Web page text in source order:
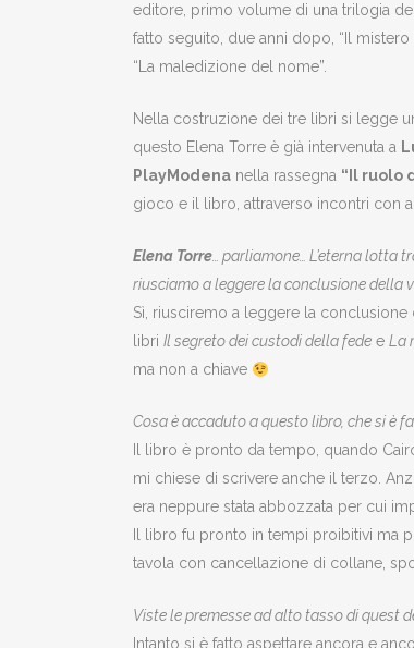
editore, primo volume di una trilogia
fatto seguito, due anni dopo, “Il
“La maledizione del nome”.
Nella costruzione dei tre libri si legge
questo Elena Torre è già intervenuta a
PlayModena nella rassegna “Il ruolo
gioco e il libro, attraverso incontri con
Elena Torre … parliamone… L’eterna
riusciamo a leggere la conclusione della
Sì, riusciremo a leggere la
libri Il segreto dei custodi della fede e La
ma non a chiave
Cosa è accaduto a questo libro, che si è
Il libro è pronto da tempo, quando
mi chiese di scrivere anche il terzo.
era neppure stata abbozzata per cui
Il libro fu pronto in tempi proibitivi ma
tavola con cancellazione di collane,
Viste le premesse ad alto tasso di quest
Intanto si è fatto aspettare ancora e